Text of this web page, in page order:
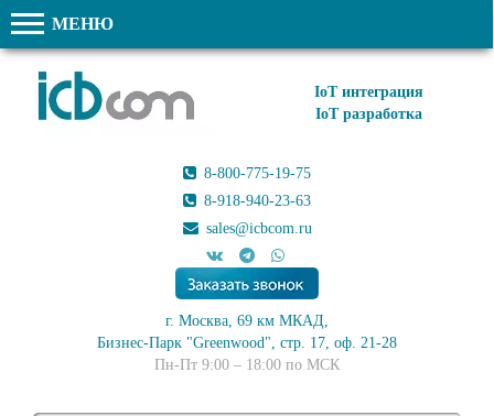
МЕНЮ
IoT интеграция
IoT разработка
8-800-775-19-75
8-918-940-23-63
sales@icbcom.ru
г. Москва, 69 км МКАД,
Бизнес-Парк "Greenwood", стр. 17, оф. 21-28
Пн-Пт 9:00 – 18:00 по МСК